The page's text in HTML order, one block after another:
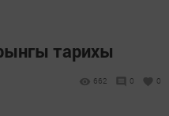
тарихы
662 0 0